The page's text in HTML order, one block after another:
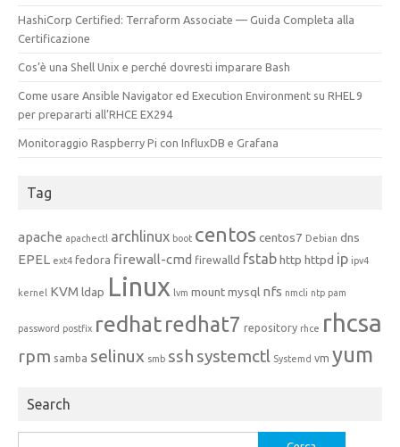
HashiCorp Certified: Terraform Associate — Guida Completa alla
Certificazione
Cos’è una Shell Unix e perché dovresti imparare Bash
Come usare Ansible Navigator ed Execution Environment su RHEL 9
per prepararti all’RHCE EX294
Monitoraggio Raspberry Pi con InfluxDB e Grafana
Tag
apache apachectl archlinux boot centoscentos7 Debian dns
EPEL ext4 fedora firewall-cmd firewalld fstabhttp httpd ip ipv4
kernel KVM ldap Linux lvm mountmysql nfs nmcli ntp pam
password postfix redhatredhat7 repository rhce rhcsa
rpm samba selinux smb ssh systemctl Systemd vm yum
Search